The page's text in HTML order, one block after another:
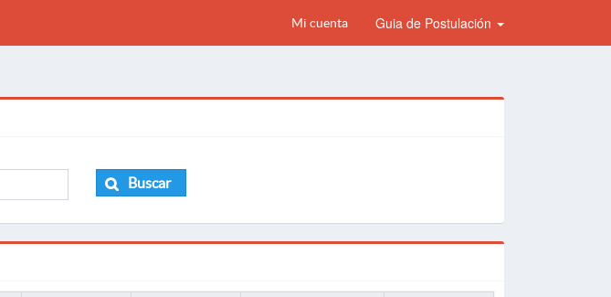
Mi cuenta Guia de Postulación
Buscar